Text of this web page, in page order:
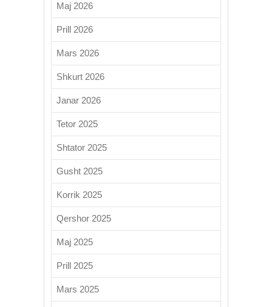
Maj 2026
Prill 2026
Mars 2026
Shkurt 2026
Janar 2026
Tetor 2025
Shtator 2025
Gusht 2025
Korrik 2025
Qershor 2025
Maj 2025
Prill 2025
Mars 2025